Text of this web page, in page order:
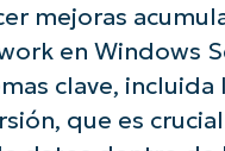
mejoras
en Windows
clave, incluida
que es
los análisis de
and
name*
Business
email*